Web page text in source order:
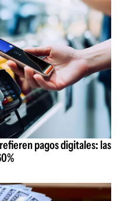
pagos digitales: las